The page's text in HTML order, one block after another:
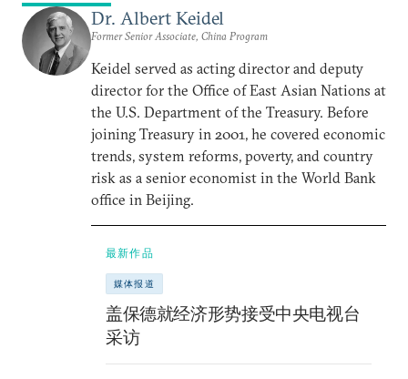
Dr. Albert Keidel
Former Senior Associate, China Program
Keidel served as acting director and deputy
director for the Office of East Asian Nations at
the U.S. Department of the Treasury. Before
joining Treasury in 2001, he covered economic
trends, system reforms, poverty, and country
risk as a senior economist in the World Bank
office in Beijing.
最新作品
媒体报道
盖保德就经济形势接受中央电视台
采访